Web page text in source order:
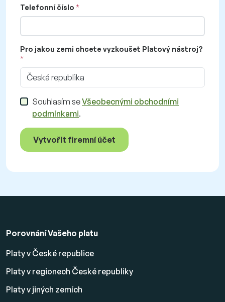
Telefonní číslo
Pro jakou zemi chcete vyzkoušet Platový nástroj?
Česká republika
Souhlasím seVšeobecnými obchodními
podmínkami.
Vytvořit firemní účet
Porovnání Vašeho platu
Platy v České republice
Platy v regionech České republiky
Platy v jiných zemích